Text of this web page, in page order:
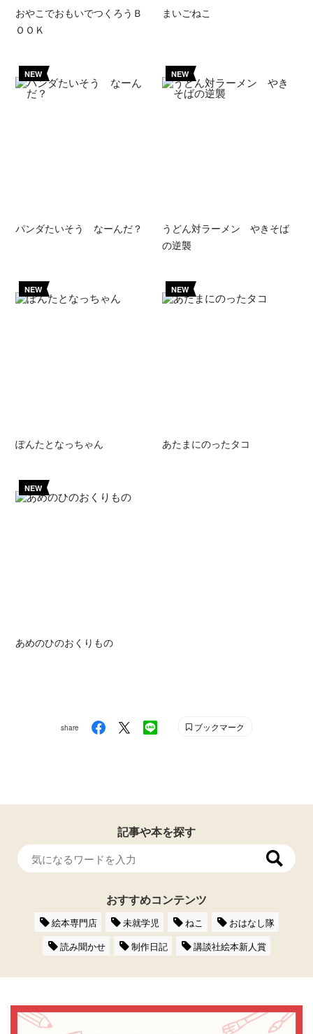
おやこでおもいでつくろうＢ
ＯＯＫ
まいごねこ
NEW
パンダたいそう なーんだ？
NEW
うどん対ラーメン やきそば
の逆襲
NEW
ぽんたとなっちゃん
NEW
あたまにのったタコ
NEW
あめのひのおくりもの
share ブックマーク
記事や本を探す
おすすめコンテンツ
絵本専門店 未就学児 ねこ
おはなし隊
読み聞かせ
制作日記 講談社絵本新人賞